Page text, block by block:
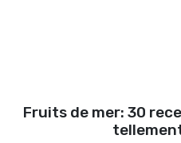
Fruits de mer: 30